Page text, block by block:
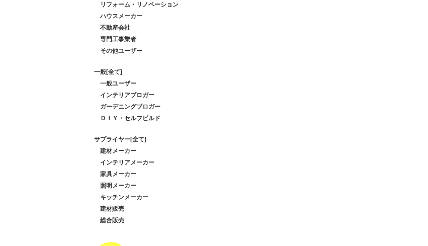
リフォーム・リノベーション
ハウスメーカー
不動産会社
専門工事業者
その他ユーザー
一般[全て]
一般ユーザー
インテリアブロガー
ガーデニングブロガー
ＤＩＹ・セルフビルド
サプライヤー[全て]
建材メーカー
インテリアメーカー
家具メーカー
照明メーカー
キッチンメーカー
建材販売
総合販売